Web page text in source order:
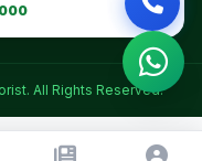
All Rights Reserved.